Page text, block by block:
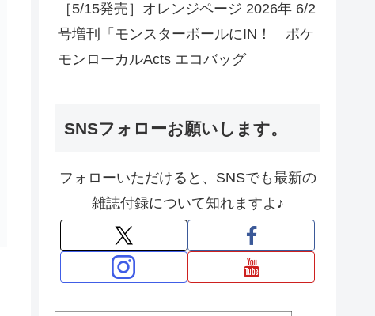
［5/15発売］オレンジページ 2026年 6/2
号増刊「モンスターボールにIN！ ポケ
モンローカルActs エコバッグ
SNSフォローお願いします。
フォローいただけると、SNSでも最新の
雑誌付録について知れますよ♪